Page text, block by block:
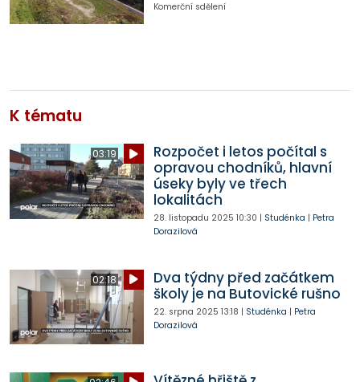
Komerční sdělení
K tématu
03:19
Rozpočet i letos počítal s
opravou chodníků, hlavní
úseky byly ve třech
lokalitách
28. listopadu 2025 10:30 | Studénka | Petra
Dorazilová
02:18
Dva týdny před začátkem
školy je na Butovické rušno
22. srpna 2025 13:18 | Studénka | Petra
Dorazilová